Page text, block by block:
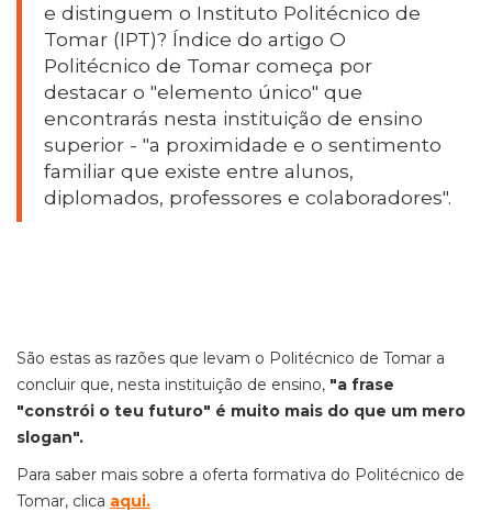
e distinguem o Instituto Politécnico de
Tomar (IPT)? Índice do artigo O
Politécnico de Tomar começa por
destacar o "elemento único" que
encontrarás nesta instituição de ensino
superior - "a proximidade e o sentimento
familiar que existe entre alunos,
diplomados, professores e colaboradores".
São estas as razões que levam o Politécnico de Tomar a
concluir que, nesta instituição de ensino, "a frase
"constrói o teu futuro" é muito mais do que um mero
slogan".
Para saber mais sobre a oferta formativa do Politécnico de
Tomar, clica aqui.